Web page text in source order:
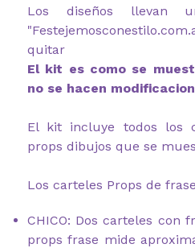
Los diseños llevan
quitar
El kit es como se
no se hacen
El kit incluye todos los
props dibujos que se
Los carteles Props de
CHICO: Dos carteles con
props frase mide